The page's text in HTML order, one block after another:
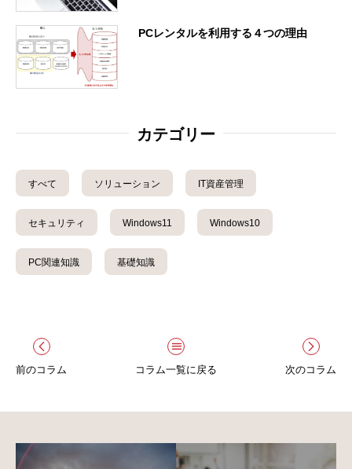
PCレンタルを利用する４つの理由
カテゴリー
すべて ソリューション IT資産管理
セキュリティ Windows11 Windows10
PC関連知識 基礎知識
前のコラム コラム一覧に戻る 次のコラム